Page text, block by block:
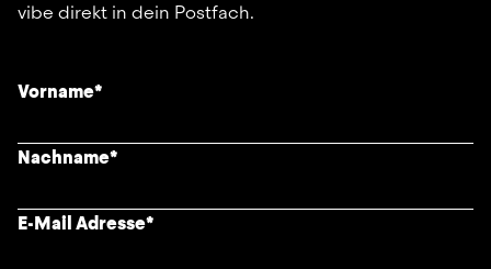
vibe direkt in dein Postfach.
Vorname*
Nachname*
E-Mail Adresse*